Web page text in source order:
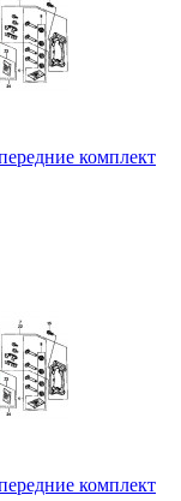
комплект
комплект